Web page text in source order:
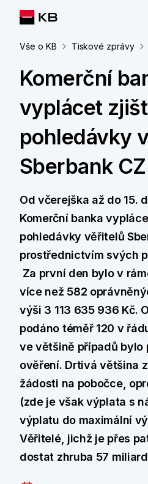
Vše o KB Tiskové zprávy
Komerční
vyplácet
pohledávky
Sberbank CZ
Od včerejška až do 15.
Komerční banka
pohledávky věřitelů
prostřednictvím svých
Za první den bylo v
více než 582
výši 3 113 635 936 Kč.
podáno téměř 120 v
ve většině případů bylo
ověření. Drtivá většina
žádosti na pobočce,
(zde je však výplata s
výplatu do maximální
Věřitelé, jichž je přes
dostat zhruba 57